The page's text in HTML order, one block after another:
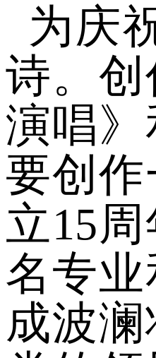
为庆
诗。
演唱
要创
立15
名专
成波